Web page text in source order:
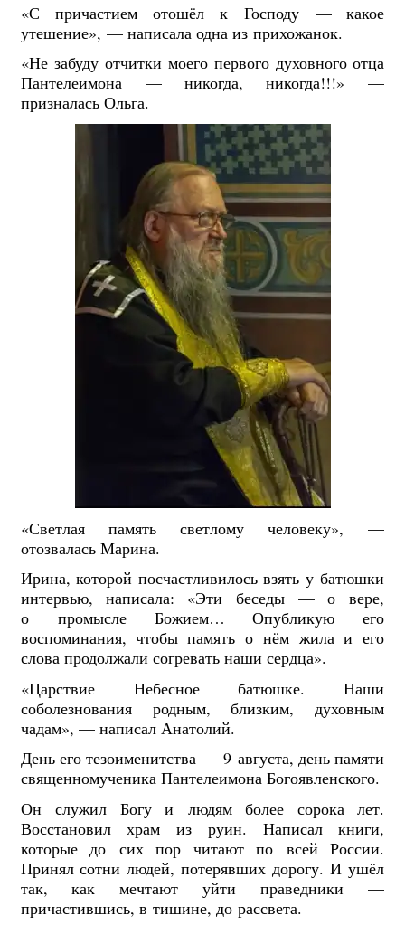
«С причастием отошёл к Господу — какое
утешение», — написала одна из прихожанок.
«Не забуду отчитки моего первого духовного отца
Пантелеимона — никогда, никогда!!!» —
призналась Ольга.
«Светлая память светлому человеку», —
отозвалась Марина.
Ирина, которой посчастливилось взять у батюшки
интервью, написала: «Эти беседы — о вере,
о промысле Божием… Опубликую его
воспоминания, чтобы память о нём жила и его
слова продолжали согревать наши сердца».
«Царствие Небесное батюшке. Наши
соболезнования родным, близким, духовным
чадам», — написал Анатолий.
День его тезоименитства — 9 августа, день памяти
священномученика Пантелеимона Богоявленского.
Он служил Богу и людям более сорока лет.
Восстановил храм из руин. Написал книги,
которые до сих пор читают по всей России.
Принял сотни людей, потерявших дорогу. И ушёл
так, как мечтают уйти праведники —
причастившись, в тишине, до рассвета.